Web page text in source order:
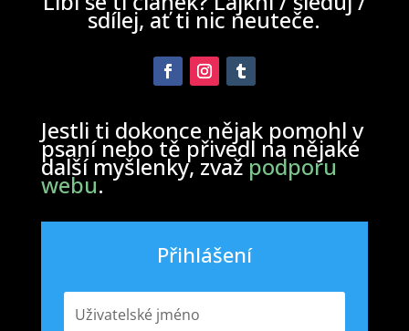
sdílej, ať ti nic neuteče.
Jestli ti dokonce nějak pomohl v
psaní nebo tě přivedl na nějaké
další myšlenky, zvažpodporu
webu.
Přihlášení